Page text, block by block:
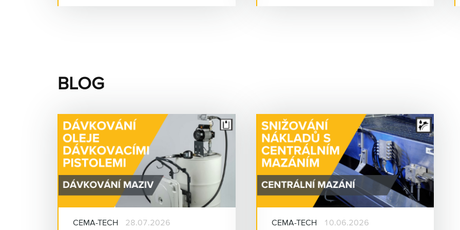
stránkáchDne zemědělce.
Program výstavy
je k dispozici zde.
DivizeCEMA-TECHzde bude
prezentovat mazací technikuacentrální
mazací systémy SKF/LINCOLN,
usnadňující mazání zemědělských strojů.
Zmazací technikysi dovolíme upozornit
BLOG
CEMA-TECH
28.07.2026
CEMA-TECH
10.06.2026